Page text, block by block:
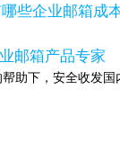
些企业邮箱成
邮箱产品专家
助下，安全收发国